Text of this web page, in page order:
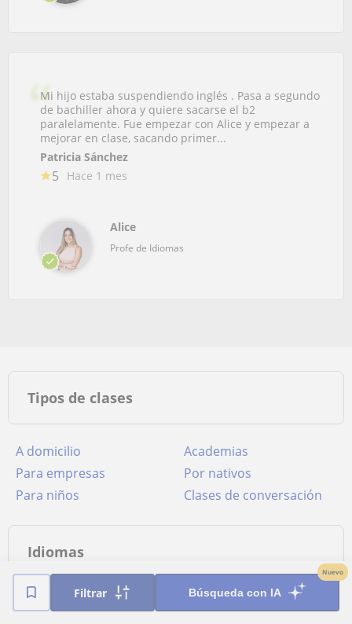
Filtrar Búsqueda con IA
Nuevo
Mi hijo estaba suspendiendo inglés . Pasa a segundo
de bachiller ahora y quiere sacarse el b2
paralelamente. Fue empezar con Alice y empezar a
mejorar en clase, sacando primer...
Patricia Sánchez
5 Hace 1 mes
Alice
Profe de Idiomas
Tipos de clases
A domicilio
Academias
para empresas
por nativos
para niños
clases de conversación
Idiomas
Clases particulares de
Clases particulares de